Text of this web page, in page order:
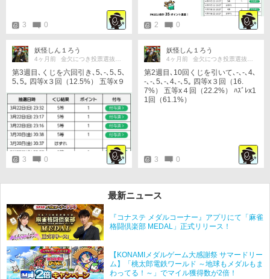
3 0 2 0
妖怪しん１ろう
4ヶ月前 金欠につき投票選抜戦期間中は休麻格
第3週目､くじを六回引き､5､-､5､5､
5､5｡ 四等x３回（12.5%） 五等x９
3 0
妖怪しん１ろう
4ヶ月前 金欠につき投票選抜戦期間中は休麻格
第2週目､10回くじを引いて､-､-､4､
-､-､5､-､4､-､5｡ 四等x３回（16.
7%） 五等x４回（22.2%） ﾊｽﾞﾚx1
1回（61.1%）
3 0
最新ニュース
『コナステ メダルコーナー』アプリにて「麻雀
格闘倶楽部 MEDAL」正式リリース！
【KONAMIメダルゲーム大感謝祭 サマードリー
ム】「桃太郎電鉄ワールド ～地球もメダルもま
わってる！～」でマイル獲得数が2倍！